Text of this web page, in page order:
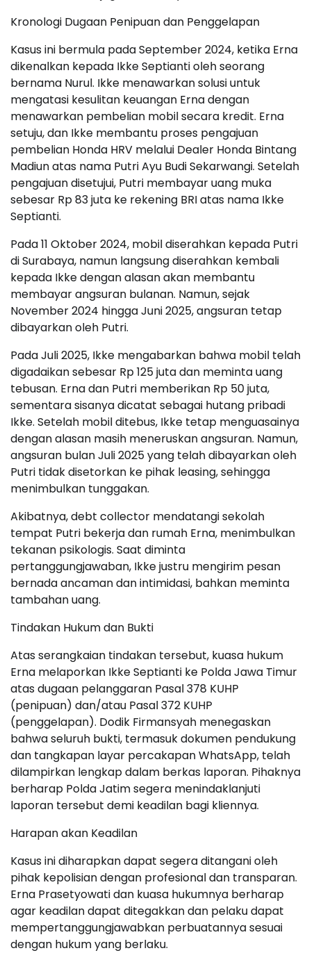
Kronologi Dugaan Penipuan dan Penggelapan
Kasus ini bermula pada September 2024, ketika Erna
dikenalkan kepada Ikke Septianti oleh seorang
bernama Nurul. Ikke menawarkan solusi untuk
mengatasi kesulitan keuangan Erna dengan
menawarkan pembelian mobil secara kredit. Erna
setuju, dan Ikke membantu proses pengajuan
pembelian Honda HRV melalui Dealer Honda Bintang
Madiun atas nama Putri Ayu Budi Sekarwangi. Setelah
pengajuan disetujui, Putri membayar uang muka
sebesar Rp 83 juta ke rekening BRI atas nama Ikke
Septianti.
Pada 11 Oktober 2024, mobil diserahkan kepada Putri
di Surabaya, namun langsung diserahkan kembali
kepada Ikke dengan alasan akan membantu
membayar angsuran bulanan. Namun, sejak
November 2024 hingga Juni 2025, angsuran tetap
dibayarkan oleh Putri.
Pada Juli 2025, Ikke mengabarkan bahwa mobil telah
digadaikan sebesar Rp 125 juta dan meminta uang
tebusan. Erna dan Putri memberikan Rp 50 juta,
sementara sisanya dicatat sebagai hutang pribadi
Ikke. Setelah mobil ditebus, Ikke tetap menguasainya
dengan alasan masih meneruskan angsuran. Namun,
angsuran bulan Juli 2025 yang telah dibayarkan oleh
Putri tidak disetorkan ke pihak leasing, sehingga
menimbulkan tunggakan.
Akibatnya, debt collector mendatangi sekolah
tempat Putri bekerja dan rumah Erna, menimbulkan
tekanan psikologis. Saat diminta
pertanggungjawaban, Ikke justru mengirim pesan
bernada ancaman dan intimidasi, bahkan meminta
tambahan uang.
Tindakan Hukum dan Bukti
Atas serangkaian tindakan tersebut, kuasa hukum
Erna melaporkan Ikke Septianti ke Polda Jawa Timur
atas dugaan pelanggaran Pasal 378 KUHP
(penipuan) dan/atau Pasal 372 KUHP
(penggelapan). Dodik Firmansyah menegaskan
bahwa seluruh bukti, termasuk dokumen pendukung
dan tangkapan layar percakapan WhatsApp, telah
dilampirkan lengkap dalam berkas laporan. Pihaknya
berharap Polda Jatim segera menindaklanjuti
laporan tersebut demi keadilan bagi kliennya.
Harapan akan Keadilan
Kasus ini diharapkan dapat segera ditangani oleh
pihak kepolisian dengan profesional dan transparan.
Erna Prasetyowati dan kuasa hukumnya berharap
agar keadilan dapat ditegakkan dan pelaku dapat
mempertanggungjawabkan perbuatannya sesuai
dengan hukum yang berlaku.